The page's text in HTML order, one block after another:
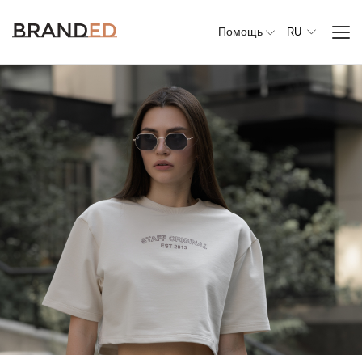
Помощь RU
Верхняя
одежда
Джемперы,
свитеры и
кардиганы
Комплекты и
повседневные
костюмы